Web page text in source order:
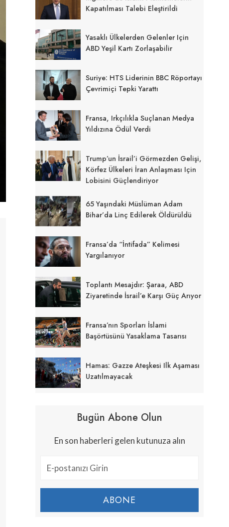
Kapatılması Talebi Eleştirildi
Yasaklı Ülkelerden Gelenler Için
ABD Yeşil Kartı Zorlaşabilir
Suriye: HTS Liderinin BBC Röportayı
Çevrimiçi Tepki Yarattı
Fransa, Irkçılıkla Suçlanan Medya
Yıldızına Ödül Verdi
Trump’un İsrail’i Görmezden Gelişi,
Körfez Ülkeleri İran Anlaşması Için
Lobisini Güçlendiriyor
65 Yaşındaki Müslüman Adam
Bihar’da Linç Edilerek Öldürüldü
Fransa’da “İntifada” Kelimesi
Yargılanıyor
Toplantı Mesajdır: Şaraa, ABD
Ziyaretinde İsrail’e Karşı Güç Arıyor
Fransa’nın Sporları İslami
Başörtüsünü Yasaklama Tasarısı
Hamas: Gazze Ateşkesi Ilk Aşaması
Uzatılmayacak
Bugün Abone Olun
En son haberleri gelen kutunuza alın
ABONE